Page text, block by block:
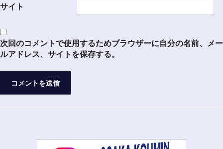
サイト
次回のコメントで使用するためブラウザーに自分の名前、メー
ルアドレス、サイトを保存する。